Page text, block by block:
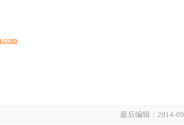
最后编辑： 2014-